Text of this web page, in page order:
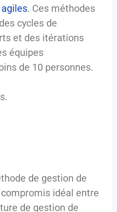
. Ces méthodes
cycles de
et des itérations
équipes
de 10 personnes.
de gestion de
idéal entre
de gestion de